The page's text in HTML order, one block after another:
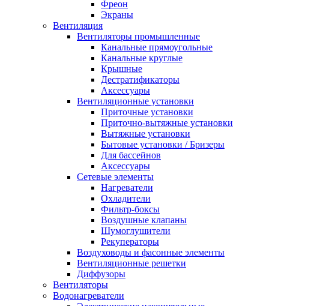
Фреон
Экраны
Вентиляция
Вентиляторы промышленные
Канальные прямоугольные
Канальные круглые
Крышные
Дестратификаторы
Аксессуары
Вентиляционные установки
Приточные установки
Приточно-вытяжные установки
Вытяжные установки
Бытовые установки / Бризеры
Для бассейнов
Аксессуары
Сетевые элементы
Нагреватели
Охладители
Фильтр-боксы
Воздушные клапаны
Шумоглушители
Рекуператоры
Воздуховоды и фасонные элементы
Вентиляционные решетки
Диффузоры
Вентиляторы
Водонагреватели